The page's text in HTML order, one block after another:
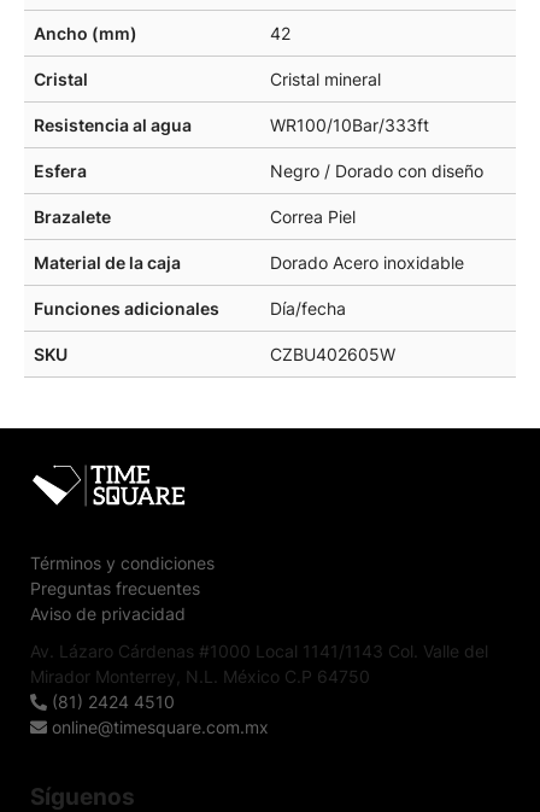
Ancho (mm) 42
Cristal Cristal mineral
Resistencia al agua WR100/10Bar/333ft
Esfera Negro / Dorado con diseño
Brazalete Correa Piel
Material de la caja Dorado Acero inoxidable
Funciones adicionales Día/fecha
SKU CZBU402605W
Términos y condiciones
Preguntas frecuentes
Aviso de privacidad
Av. Lázaro Cárdenas #1000 Local 1141/1143 Col. Valle del
Mirador Monterrey, N.L. México C.P 64750
(81) 2424 4510
online@timesquare.com.mx
Síguenos